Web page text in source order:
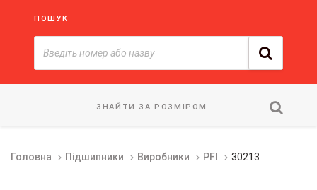
ПОШУК
ЗНАЙТИ ЗА РОЗМІРОМ
Головна Підшипники Виробники PFI 30213